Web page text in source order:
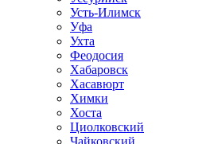
Усть-Илимск
Уфа
Ухта
Феодосия
Хабаровск
Хасавюрт
Химки
Хоста
Циолковский
Чайковский